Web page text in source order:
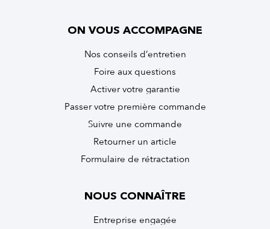
ON VOUS ACCOMPAGNE
Nos conseils d’entretien
Foire aux questions
Activer votre garantie
Passer votre première commande
Suivre une commande
Retourner un article
Formulaire de rétractation
NOUS CONNAÎTRE
Entreprise engagée